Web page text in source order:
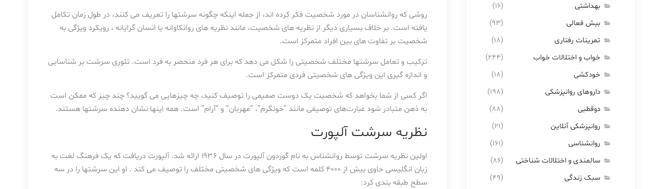
روشی که روانشناسان در مورد شخصیت فکر کرده اند، از جمله اینکه چگونه سرشتها را تعریف می کنند، در طول زمان تکامل
یافته است. بر خلاف بسیاری دیگر از نظریه های شخصیت، مانند نظریه های روانکاوانه یا انسان گرایانه ، رویکرد ویژگی به
شخصیت بر تفاوت های بین افراد متمرکز است.
ترکیب و تعامل سرشتها مختلف شخصیتی را شکل می دهد که برای هر فرد منحصر به فرد است. تئوری سرشت بر شناسایی
و اندازه گیری این ویژگی های شخصیتی فردی متمرکز است.
اگر کسی از شما بخواهد که شخصیت یک دوست صمیمی را توصیف کنید، چه چیزهایی می گویید؟ چند چیز که ممکن است
به ذهن متبادر شود عبارت‌های توصیفی مانند “خونگرم”، “مهربان” و “آرام” است. همه اینها نشان دهنده سرشتها هستند.
نظریه سرشت آلپورت
اولین نظریه سرشت توسط روانشناس به نام گوردون آلپورت در سال ۱۹۳۶ ارائه شد. آلپورت دریافت که یک فرهنگ لغت به
زبان انگلیسی حاوی بیش از ۴۰۰۰ کلمه است که ویژگی های شخصیتی مختلف را توصیف می کند . او این سرشتها را در سه
سطح طبقه بندی کرد:
بهداشتی
(۱۶)
بیش فعالی
(۹۳)
تمرینات رفتاری
(۱۸)
خواب و اختلالات خواب
(۲۴۴)
خودکشی
(۱۸)
داروهای روانپزشکی
(۱۹۸)
دوقطبی
(۸۸)
روانپزشکی آنلاین
(۲۱)
روانشناسی
(۱۶۱)
سالمندی و اختلالات شناختی
(۸۶)
سبک زندگی
(۴۹)